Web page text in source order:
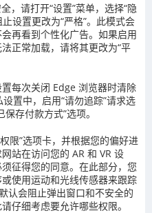
，请打开“设置”菜单，选择“隐
设置更改为“严格”。此模式会
再看到个性化广告。如果启用
正常加载，请将其更改为“平
每次关闭 Edge 浏览器时清除
置中，启用“请勿追踪”请求选
存付款方式”选项。
限”选项卡，并根据您的偏好进
站在访问您的 AR 和 VR 设
征得您的同意。在此部分，您
使用运动和光线传感器来跟踪
认会阻止弹出窗口和不安全的
仔细考虑要允许哪些权限。